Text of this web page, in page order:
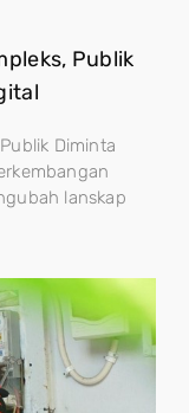
Publik
Diminta
lanskap